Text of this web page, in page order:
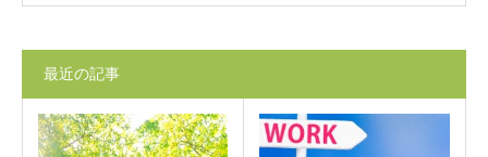
最近の記事